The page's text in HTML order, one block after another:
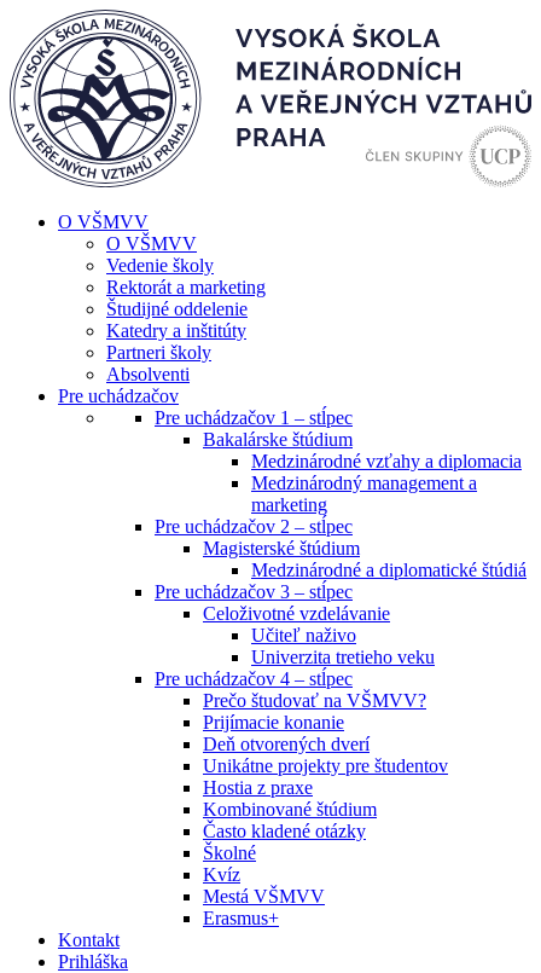
O VŠMVV
O VŠMVV
Vedenie školy
Rektorát a marketing
Študijné oddelenie
Katedry a inštitúty
Partneri školy
Absolventi
Pre uchádzačov
Pre uchádzačov 1 – stĺpec
Bakalárske štúdium
Medzinárodné vzťahy a diplomacia
Medzinárodný management a
marketing
Pre uchádzačov 2 – stĺpec
Magisterské štúdium
Medzinárodné a diplomatické štúdiá
Pre uchádzačov 3 – stĺpec
Celoživotné vzdelávanie
Učiteľ naživo
Univerzita tretieho veku
Pre uchádzačov 4 – stĺpec
Prečo študovať na VŠMVV?
Prijímacie konanie
Deň otvorených dverí
Unikátne projekty pre študentov
Hostia z praxe
Kombinované štúdium
Často kladené otázky
Školné
Kvíz
Mestá VŠMVV
Erasmus+
Kontakt
Prihláška